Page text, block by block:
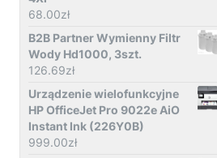
68.00zł
B2B Partner Wymienny Filtr
Wody Hd1000, 3szt.
126.69zł
Urządzenie wielofunkcyjne
HP OfficeJet Pro 9022e AiO
Instant Ink (226Y0B)
999.00zł